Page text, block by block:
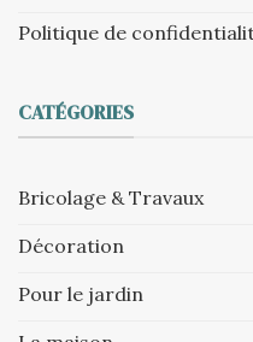
Politique de
CATÉGORIES
Bricolage & Travaux
Décoration
Pour le jardin